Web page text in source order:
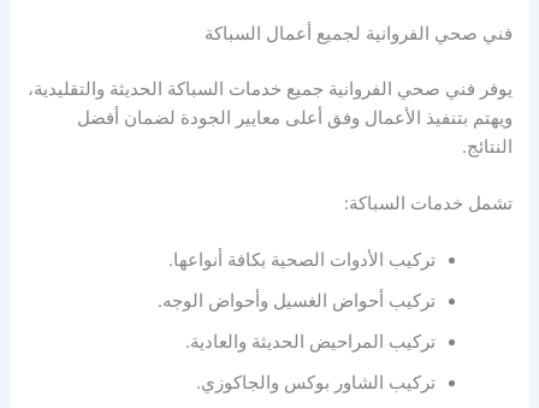
فني صحي الفروانية لجميع أعمال السباكة
يوفر فني صحي الفروانية جميع خدمات السباكة الحديثة والتقليدية،
ويهتم بتنفيذ الأعمال وفق أعلى معايير الجودة لضمان أفضل
النتائج.
تشمل خدمات السباكة:
تركيب الأدوات الصحية بكافة أنواعها.
تركيب أحواض الغسيل وأحواض الوجه.
تركيب المراحيض الحديثة والعادية.
تركيب الشاور بوكس والجاكوزي.